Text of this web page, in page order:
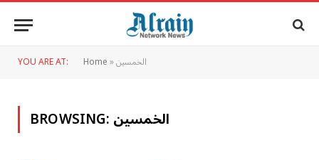
YOU ARE AT: Home»الخمسين
BROWSING:الخمسين